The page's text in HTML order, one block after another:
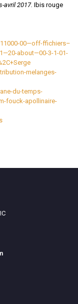
avril 2017. Ibis rouge
00—off-ffichiers–
about—00-3-1-01-
melanges-
du-temps-
fouck-apollinaire-